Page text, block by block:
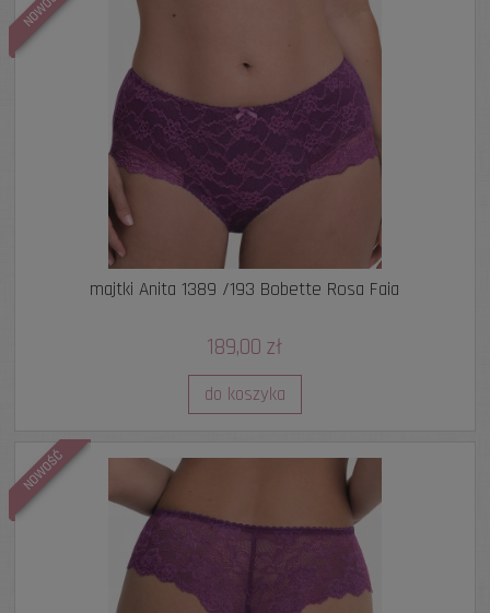
majtki Anita 1389 /193 Bobette Rosa Faia
189,00 zł
do koszyka
NOWOŚĆ